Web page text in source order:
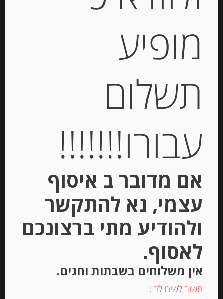
₪
41.00
יחידות
הוספה לסל
Stock
עוגיות אלפחורס הוואנה ללא גלוטן
ALFAJORES HAVANNA
מופיע
תשלום
עבורו!!!!!!!
אם מדובר ב איסוף
עצמי, נא להתקשר
ולהודיע מתי ברצונכם
לאסוף.
אין משלוחים בשבתות וחגים.
חשוב לשים לב :